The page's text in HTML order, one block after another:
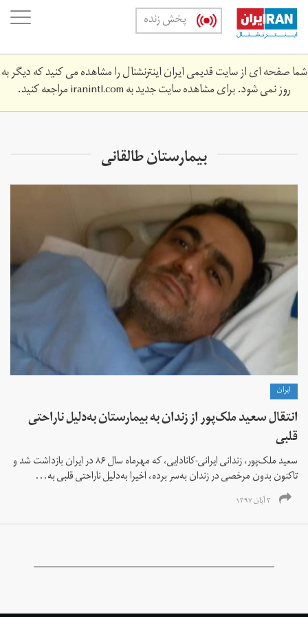
Skip
main
content
پخش زنده
شما صفحه ای از سایت قدیمی ایران اینترنشنال را مشاهده می کنید که دیگر به
روز نمی شود. برای مشاهده سایت جدید بهiranintl.comمراجعه کنید.
بیمارستان طالقانی
ايران
انتقال سعید ملک‌پور از زندان به بیمارستان به‌دلیل ناراحتی
قلبی
سعید ملک‌پور، زندانی ایرانی-کانادایی، که مهرماه سال ۸۶ در ایران بازداشت شد و
تاکنون بدون مرخصی در زندان به‌سر برده، اخیرا به‌دلیل ناراحتی قلبی به...
۳ آبان ۱۳۹۷